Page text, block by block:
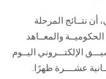
الزائـرونأن نتــائج المرحلة
الحكوميــة والمعــاهد
الإلكتـــروني اليــوم